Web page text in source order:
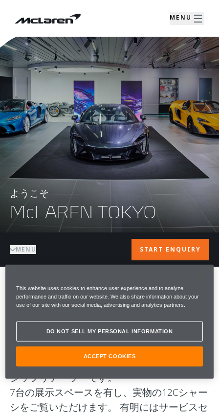
MENU
ようこそ
McLAREN TOKYO
MENU START ENQUIRY
ようこそ McLAREN
TOKYO
マクラーレン東京は2012年6月20日、赤坂に
ショールームをオープンした老舗のフラッグ
シップリテーラーです。
7台の展示スペースを有し、実物の12Cシャー
シをご覧いただけます。 有明にはサービスセ
This website uses cookies to enhance user experience and to analyze
performance and traffic on our website. We also share information about your
use of our site with our social media, advertising and analytics partners.
DO NOT SELL MY PERSONAL INFORMATION
ACCEPT COOKIES